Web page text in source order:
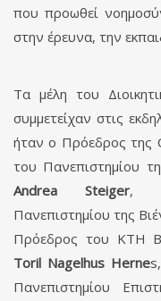
που προωθεί
στην έρευνα, την
Τα μέλη του
συμμετείχαν στις
ήταν ο Πρόεδρος της
του Πανεπιστημίου
Andrea Steiger,
Πανεπιστημίου της
Πρόεδρος του KTH
Toril Nagelhus Herne
Πανεπιστημίου